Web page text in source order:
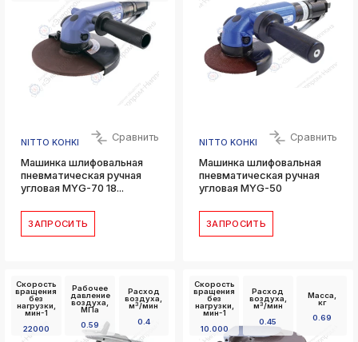
NITTO KOHKI Сравнить
Машинка шлифовальная
пневматическая ручная
угловая MYG-70 18...
ЗАПРОСИТЬ
NITTO KOHKI Сравнить
Машинка шлифовальная
пневматическая ручная
угловая MYG-50
ЗАПРОСИТЬ
Скорость
вращения
без
нагрузки,
мин-1
22000
Рабочее
давление
воздуха,
МПа
0.59
Расход
воздуха,
м3/мин
0.4
Скорость
вращения
без
нагрузки,
мин-1
10.000
Расход
воздуха,
м3/мин
0.45
Масса,
кг
0.69